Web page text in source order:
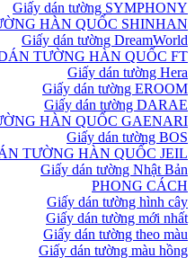
Giấy dán tường SYMPHONY
HÀN QUỐC SHINHAN
Giấy dán tường DreamWorld
TƯỜNG HÀN QUỐC FT
Giấy dán tường Hera
Giấy dán tường EROOM
Giấy dán tường DARAE
HÀN QUỐC GAENARI
Giấy dán tường BOS
TƯỜNG HÀN QUỐC JEIL
Giấy dán tường Nhật Bản
PHONG CÁCH
Giấy dán tường hình cây
Giấy dán tường mới nhất
Giấy dán tường theo màu
Giấy dán tường màu hồng